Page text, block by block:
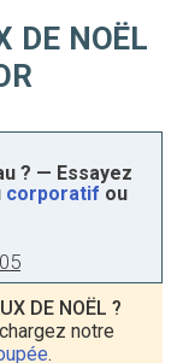
DE NOËL
? — Essayez
corporatif ou
DE NOËL ?
notre
.